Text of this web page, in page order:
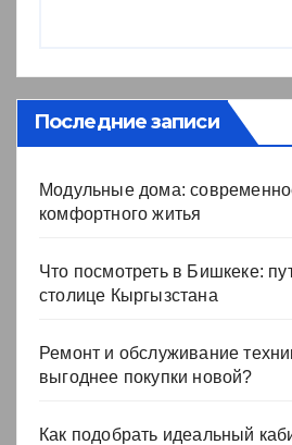
Последние записи
Модульные дома:
комфортного житья
Что посмотреть в Бишкеке:
столице Кыргызстана
Ремонт и обслуживание
выгоднее покупки новой?
Как подобрать идеальный